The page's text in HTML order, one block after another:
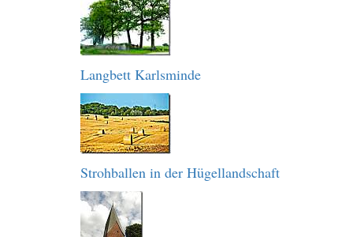
Langbett Karlsminde
Strohballen in der Hügellandschaft